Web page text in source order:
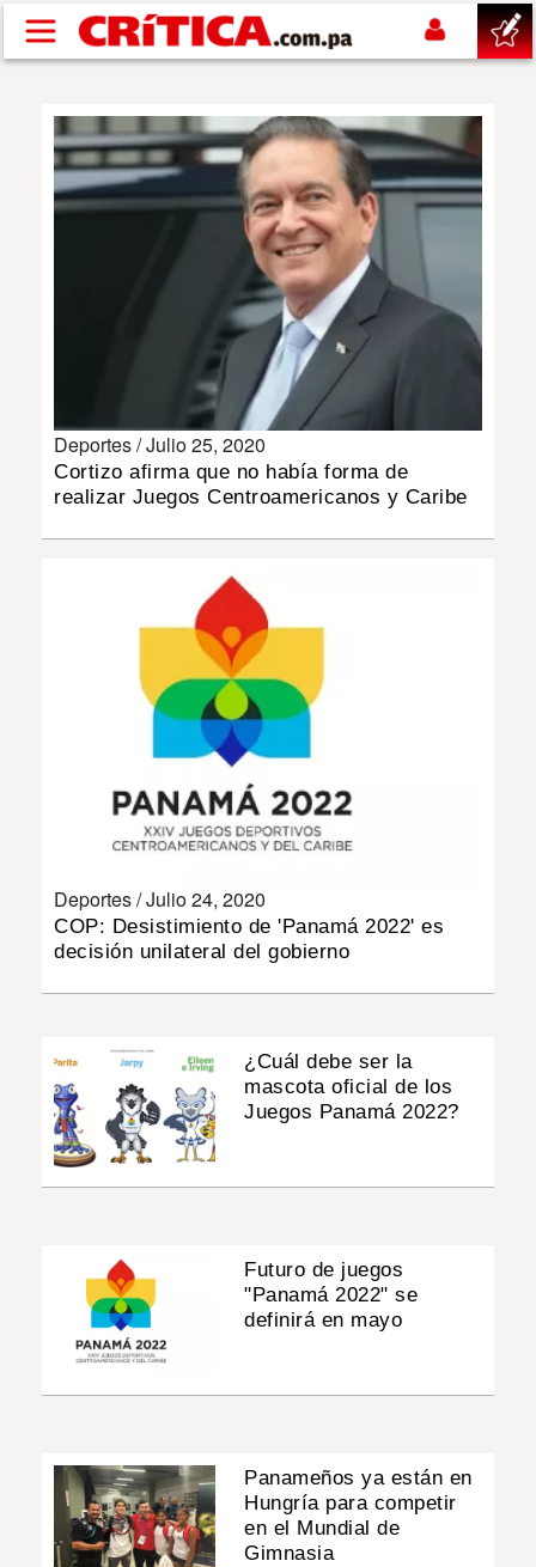
Pasar al contenido principal
SUCESOS
DEPORTES
Deportes /Julio 25, 2020
Cortizo afirma que no había forma de
realizar Juegos Centroamericanos y Caribe
Deportes /Julio 24, 2020
COP: Desistimiento de 'Panamá 2022' es
decisión unilateral del gobierno
¿Cuál debe ser la
mascota oficial de los
Juegos Panamá 2022?
Futuro de juegos
"Panamá 2022" se
definirá en mayo
Panameños ya están en
Hungría para competir
en el Mundial de
Gimnasia